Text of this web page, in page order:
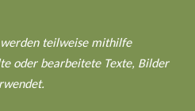
teilweise mithilfe
oder bearbeitete Texte, Bilder